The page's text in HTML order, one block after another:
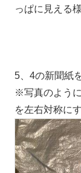
っぱに見える
5、4の新聞紙
※写真のよう
を左右対称に